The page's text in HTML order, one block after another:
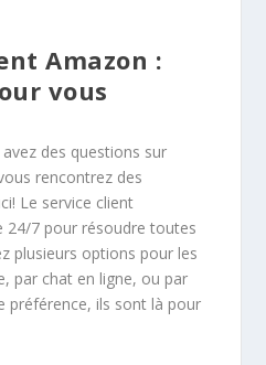
Amazon :
vous
avez des questions sur
rencontrez des
Le service client
24/7 pour résoudre toutes
plusieurs options pour les
par chat en ligne, ou par
préférence, ils sont là pour